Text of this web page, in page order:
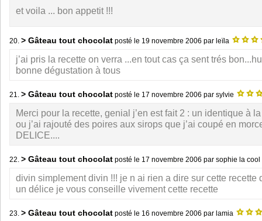
et voila ... bon appetit !!!
20. > Gâteau tout chocolat posté le 19 novembre 2006 par leïla
j’ai pris la recette on verra ...en tout cas ça sent trés
bonne dégustation à tous
21. > Gâteau tout chocolat posté le 17 novembre 2006 par sylvie
Merci pour la recette, genial j’en est fait 2 : un identique à
ou j’ai rajouté des poires aux sirops que j’ai coupé en
DELICE....
22. > Gâteau tout chocolat posté le 17 novembre 2006 par sophie la cool
divin simplement divin !!! je n ai rien a dire sur cette recette
un délice je vous conseille vivement cette recette
23. > Gâteau tout chocolat posté le 16 novembre 2006 par lamia